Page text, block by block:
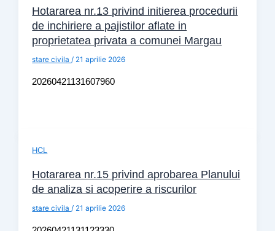
Hotararea nr.13 privind initierea procedurii
de inchiriere a pajistilor aflate in
proprietatea privata a comunei Margau
stare civila/ 21 aprilie 2026
20260421131607960
HCL
Hotararea nr.15 privind aprobarea Planului
de analiza si acoperire a riscurilor
stare civila/ 21 aprilie 2026